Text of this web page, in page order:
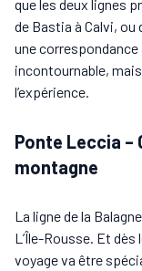
que les deux lignes
de Bastia à Calvi, ou
une
incontournable,
l’expérience.
Ponte Leccia –
montagne
La ligne de la
L’Île-Rousse. Et
voyage va être